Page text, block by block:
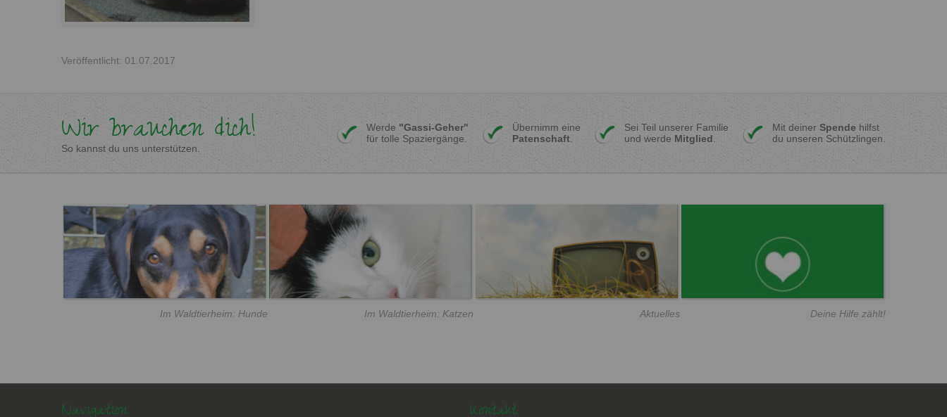
Veröffentlicht: 01.07.2017
Wir brauchen dich!
So kannst du uns unterstützen.
Werde "Gassi-Geher"
für tolle Spaziergänge.
Übernimm eine
Patenschaft
Sei Teil unserer Familie
und werde Mitglied
Mit deiner Spende hilfst
du unseren Schützlingen.
Im Waldtierheim: Hunde Im Waldtierheim: Katzen Aktuelles Deine Hilfe zählt!